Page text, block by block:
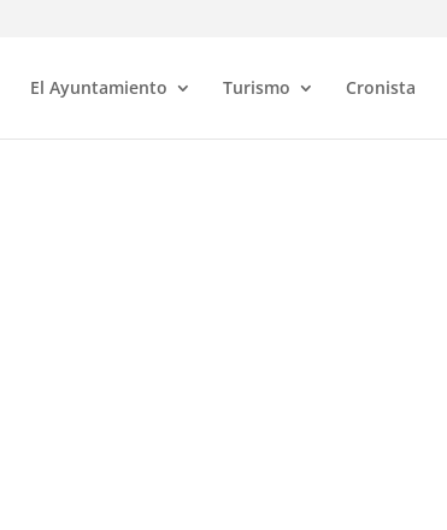
El Ayuntamiento Turismo Cronista